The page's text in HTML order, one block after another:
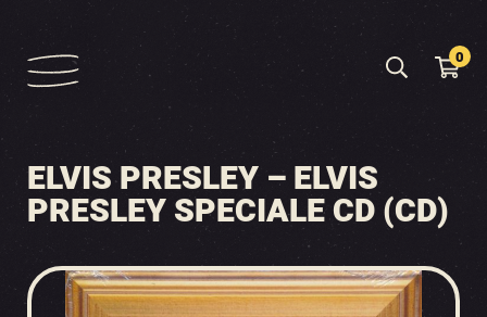
0
ELVIS PRESLEY – ELVIS
PRESLEY SPECIALE CD (CD)